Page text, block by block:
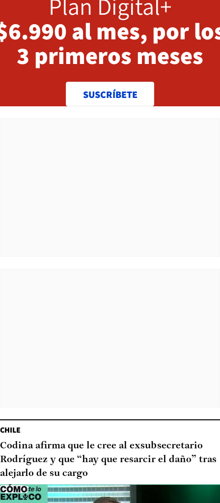
al mes, por
3 primeros meses
SUSCRÍBETE
CHILE
Codina afirma que le cree al exsubsecretario
Rodríguez y que “hay que resarcir el daño” tras
alejarlo de su cargo